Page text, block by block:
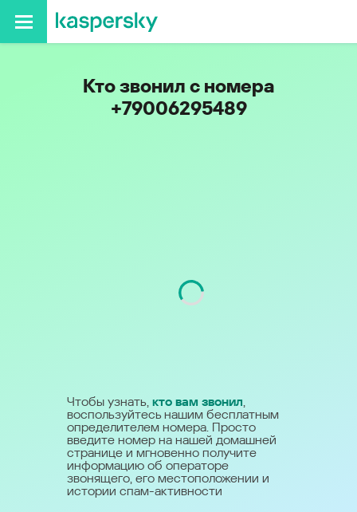
Кто звонил с номера
+79006295489
Чтобы узнать, кто вам звонил,
воспользуйтесь нашим бесплатным
определителем номера. Просто
введите номер на нашей домашней
странице и мгновенно получите
информацию об операторе
звонящего, его местоположении и
истории спам-активности